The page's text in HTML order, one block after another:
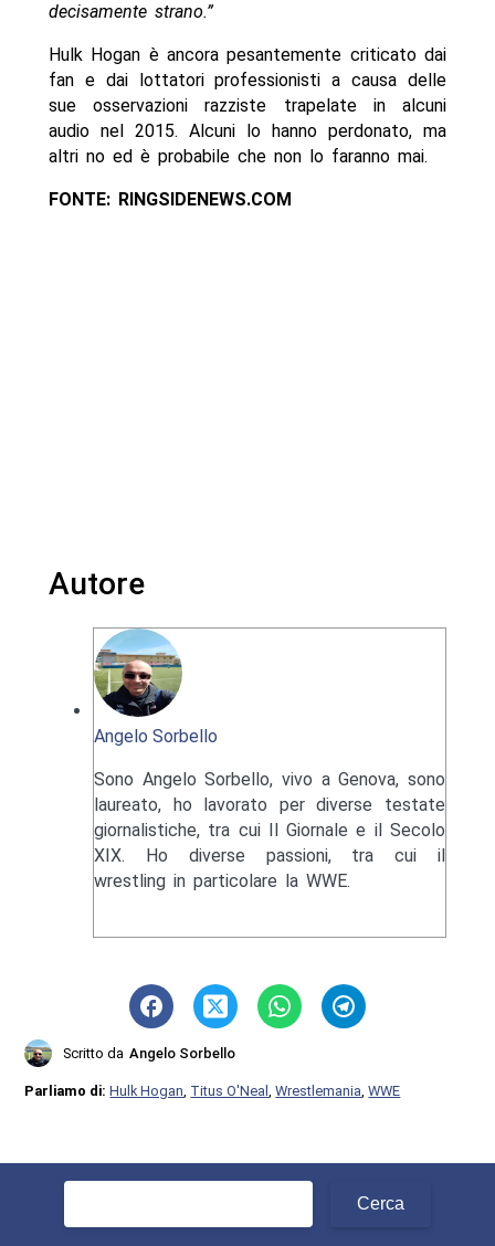
decisamente strano.”
Hulk Hogan è ancora pesantemente criticato dai
fan e dai lottatori professionisti a causa delle
sue osservazioni razziste trapelate in alcuni
audio nel 2015. Alcuni lo hanno perdonato, ma
altri no ed è probabile che non lo faranno mai.
FONTE: RINGSIDENEWS.COM
Autore
Angelo Sorbello
Sono Angelo Sorbello, vivo a Genova, sono
laureato, ho lavorato per diverse testate
giornalistiche, tra cui Il Giornale e il Secolo
XIX. Ho diverse passioni, tra cui il
wrestling in particolare la WWE.
Scritto da Angelo Sorbello
Parliamo di:Hulk Hogan Titus O'Neal ,Wrestlemania ,WWE